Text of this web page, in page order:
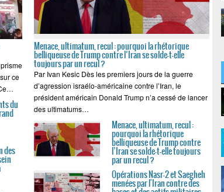
ce
du
des
Menace, ultimatum, recul : pourquoi la rhétorique
belliqueuse de Trump contre l’Iran se solde-t-elle
toujours par un recul ?
Par Ivan Kesic Dès les premiers jours de la guerre
d’agression israélo-américaine contre l’Iran, le
président américain Donald Trump n’a cessé de lancer
des ultimatums…
Menace, ultimatum, recul :
pourquoi la rhétorique
belliqueuse de Trump contre
l’Iran se solde-t-elle toujours
par un recul ?
Opérations Nasr-2 et Saegheh
menées par l'Iran contre des